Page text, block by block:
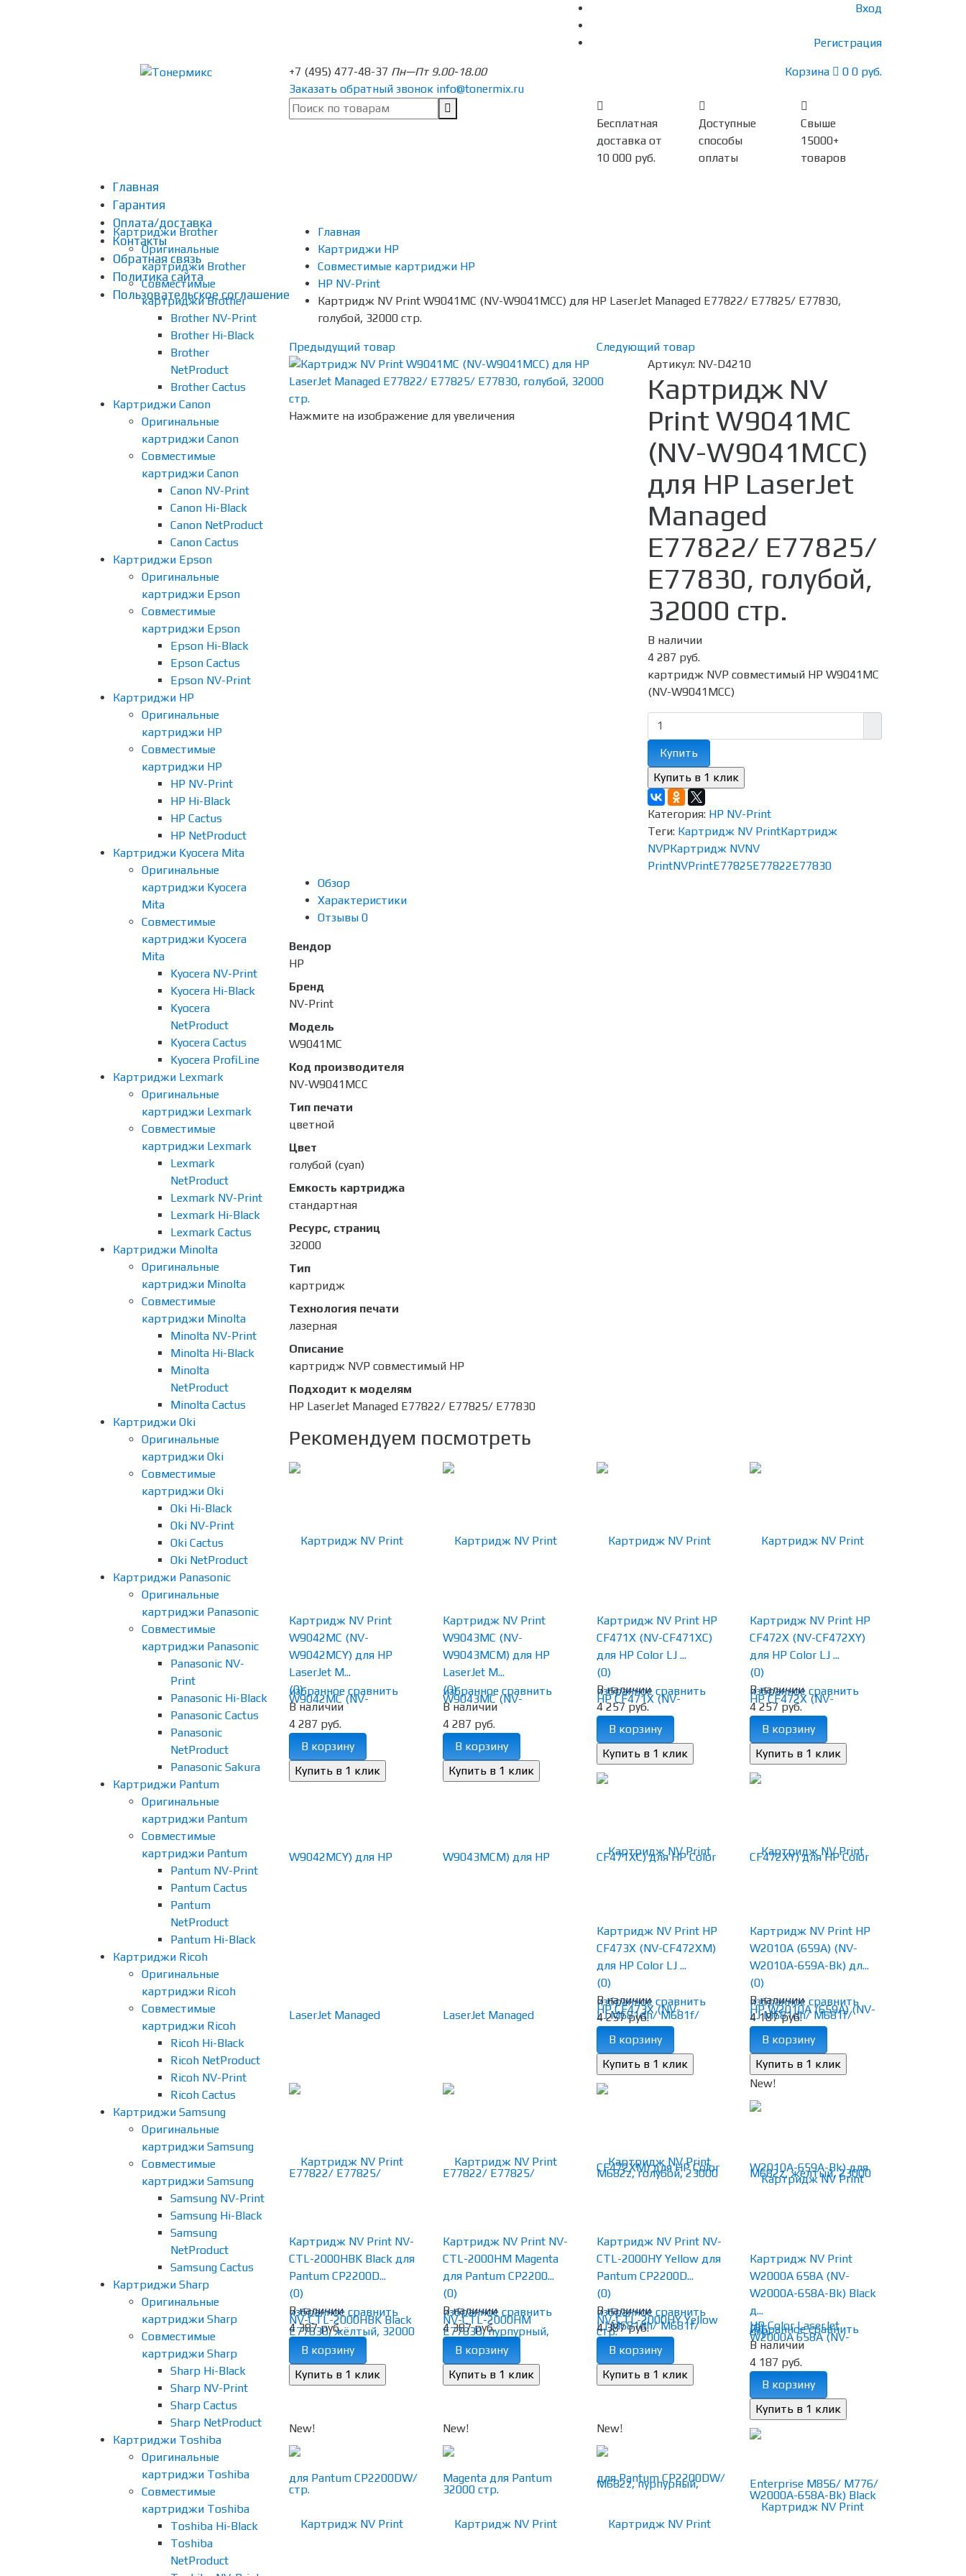
Вход
Регистрация
+7 (495) 477-48-37 Пн—Пт 9.00-18.00
Заказать обратный звонок info@tonermix.ru
Корзина 0 0 руб.
Бесплатная
доставка от
10 000 руб.
Доступные
способы
оплаты
Свыше
15000+
товаров
Главная
Гарантия
Оплата/доставка
Контакты
Обратная связь
Политика сайта
Пользовательское соглашение
Картриджи Brother
Оригинальные
картриджи Brother
Совместимые
картриджи Brother
Brother NV-Print
Brother Hi-Black
Brother
NetProduct
Brother Cactus
Картриджи Canon
Оригинальные
картриджи Canon
Совместимые
картриджи Canon
Canon NV-Print
Canon Hi-Black
Canon NetProduct
Canon Cactus
Картриджи Epson
Оригинальные
картриджи Epson
Совместимые
картриджи Epson
Epson Hi-Black
Epson Cactus
Epson NV-Print
Картриджи HP
Оригинальные
картриджи HP
Совместимые
картриджи HP
HP NV-Print
HP Hi-Black
HP Cactus
HP NetProduct
Картриджи Kyocera Mita
Оригинальные
картриджи Kyocera
Mita
Совместимые
картриджи Kyocera
Mita
Kyocera NV-Print
Kyocera Hi-Black
Kyocera
NetProduct
Kyocera Cactus
Kyocera ProfiLine
Картриджи Lexmark
Оригинальные
картриджи Lexmark
Совместимые
картриджи Lexmark
Lexmark
NetProduct
Lexmark NV-Print
Lexmark Hi-Black
Lexmark Cactus
Картриджи Minolta
Оригинальные
картриджи Minolta
Совместимые
картриджи Minolta
Minolta NV-Print
Minolta Hi-Black
Minolta
NetProduct
Minolta Cactus
Картриджи Oki
Оригинальные
картриджи Oki
Совместимые
картриджи Oki
Oki Hi-Black
Oki NV-Print
Oki Cactus
Oki NetProduct
Картриджи Panasonic
Оригинальные
картриджи Panasonic
Совместимые
картриджи Panasonic
Panasonic NV-
Print
Panasonic Hi-Black
Panasonic Cactus
Panasonic
NetProduct
Panasonic Sakura
Картриджи Pantum
Оригинальные
картриджи Pantum
Совместимые
картриджи Pantum
Pantum NV-Print
Pantum Cactus
Pantum
NetProduct
Pantum Hi-Black
Картриджи Ricoh
Оригинальные
картриджи Ricoh
Совместимые
картриджи Ricoh
Ricoh Hi-Black
Ricoh NetProduct
Ricoh NV-Print
Ricoh Cactus
Картриджи Samsung
Оригинальные
картриджи Samsung
Совместимые
картриджи Samsung
Samsung NV-Print
Samsung Hi-Black
Samsung
NetProduct
Samsung Cactus
Картриджи Sharp
Оригинальные
картриджи Sharp
Совместимые
картриджи Sharp
Sharp Hi-Black
Sharp NV-Print
Sharp Cactus
Sharp NetProduct
Картриджи Toshiba
Оригинальные
картриджи Toshiba
Совместимые
картриджи Toshiba
Toshiba Hi-Black
Toshiba
NetProduct
Главная
Картриджи HP
Совместимые картриджи HP
HP NV-Print
Картридж NV Print W9041MC (NV-W9041MCC) для HP LaserJet Managed E77822/ E77825/ E77830,
голубой, 32000 стр.
Предыдущий товар Следующий товар
Нажмите на изображение для увеличения
Артикул: NV-D4210
Картридж NV
Print W9041MC
(NV-W9041MCC)
для HP LaserJet
Managed
E77822/ E77825/
E77830, голубой,
32000 стр.
В наличии
4 287 руб.
картридж NVP совместимый HP W9041MC
(NV-W9041MCC)
Купить
Категория: HP NV-Print
Теги: Картридж NV PrintКартридж
NVPКартридж NVNV
PrintNVPrintE77825E77822E77830
Обзор
Характеристики
Отзывы 0
Вендор
HP
Бренд
NV-Print
Модель
W9041MC
Код производителя
NV-W9041MCC
Тип печати
цветной
Цвет
голубой (cyan)
Емкость картриджа
стандартная
Ресурс, страниц
32000
Тип
картридж
Технология печати
лазерная
Описание
картридж NVP совместимый HP
Подходит к моделям
HP LaserJet Managed E77822/ E77825/ E77830
Рекомендуем посмотреть
избранное сравнить
Картридж NV Print
W9042MC (NV-
W9042MCY) для HP
LaserJet M...
(0)
В наличии
4 287 руб.
В корзину
избранное сравнить
Картридж NV Print
W9043MC (NV-
W9043MCM) для HP
LaserJet M...
(0)
В наличии
4 287 руб.
В корзину
избранное сравнить
Картридж NV Print HP
CF471X (NV-CF471XC)
для HP Color LJ ...
(0)
В наличии
4 257 руб.
В корзину
избранное сравнить
Картридж NV Print HP
CF472X (NV-CF472XY)
для HP Color LJ ...
(0)
В наличии
4 257 руб.
В корзину
избранное сравнить
Картридж NV Print HP
CF473X (NV-CF472XM)
для HP Color LJ ...
(0)
В наличии
4 257 руб.
В корзину
избранное сравнить
Картридж NV Print HP
W2010A (659A) (NV-
W2010A-659A-Bk) дл...
(0)
В наличии
4 187 руб.
В корзину
избранное сравнить
Картридж NV Print NV-
CTL-2000HBK Black для
Pantum CP2200D...
(0)
В наличии
4 387 руб.
В корзину
избранное сравнить
Картридж NV Print NV-
CTL-2000HM Magenta
для Pantum CP2200...
(0)
В наличии
4 387 руб.
В корзину
избранное сравнить
Картридж NV Print NV-
CTL-2000HY Yellow для
Pantum CP2200D...
(0)
В наличии
4 387 руб.
В корзину
New!
избранное сравнить
Картридж NV Print
W2000A 658A (NV-
W2000A-658A-Bk) Black
д...
(0)
В наличии
4 187 руб.
В корзину
New! New! New!